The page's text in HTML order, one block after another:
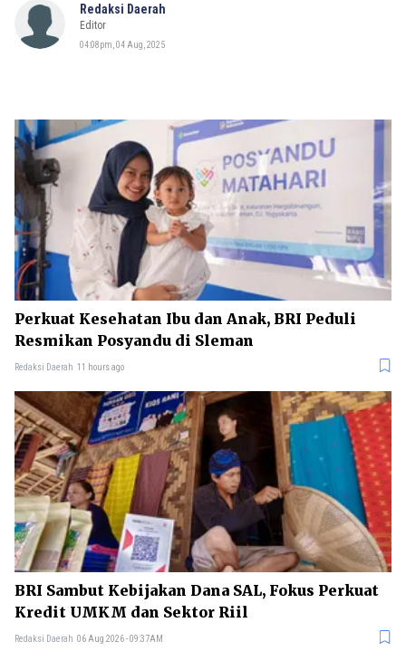
Redaksi Daerah
Editor
04:08pm, 04 Aug, 2025
Perkuat Kesehatan Ibu dan Anak, BRI Peduli
Resmikan Posyandu di Sleman
Redaksi Daerah 11 hours ago
BRI Sambut Kebijakan Dana SAL, Fokus Perkuat
Kredit UMKM dan Sektor Riil
Redaksi Daerah 06 Aug 2026 - 09:37AM